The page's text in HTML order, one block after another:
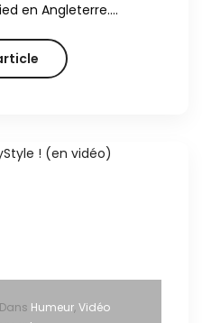
en Angleterre….
Dans Humeur,Vidéo